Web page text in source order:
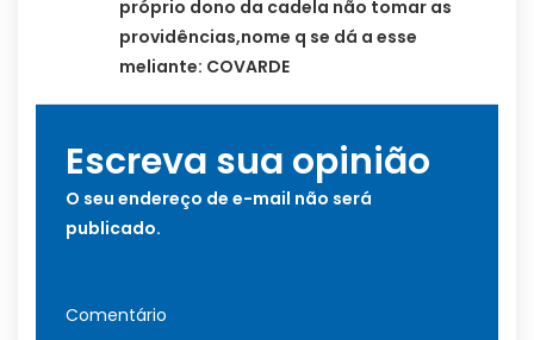
próprio dono da cadela não tomar as
providências,nome q se dá a esse
meliante: COVARDE
Escreva sua opinião
O seu endereço de e-mail não será
publicado.
Comentário